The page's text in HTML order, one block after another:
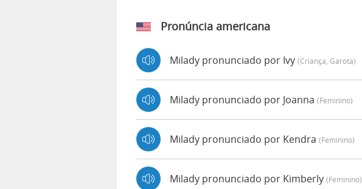
Pronúncia americana
Milady pronunciado por Ivy (criança, Garota)
Milady pronunciado por Joanna (feminino)
Milady pronunciado por Kendra (feminino)
Milady pronunciado por Kimberly (feminino)